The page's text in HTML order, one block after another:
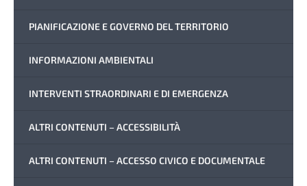
PIANIFICAZIONE E GOVERNO DEL TERRITORIO
INFORMAZIONI AMBIENTALI
INTERVENTI STRAORDINARI E DI EMERGENZA
ALTRI CONTENUTI – ACCESSIBILITÀ
ALTRI CONTENUTI – ACCESSO CIVICO E DOCUMENTALE